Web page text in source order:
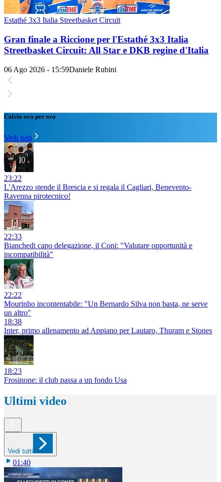
Estathé 3x3 Italia Streetbasket Circuit
Gran finale a Riccione per l'Estathé 3x3 Italia
Streetbasket Circuit: All Star e DKB regine d'Italia
06 Ago 2026 - 15:59Daniele Rubini
Calcio ora per ora
Vedi tutti
23:22
L'Arezzo stende il Brescia e si regala il Cagliari, Benevento-
Ravenna pirotecnico!
22:33
Bianchedi capo delegazione, il Coni: "Valutare opportunità e
incompatibilità"
22:22
Mourinho incontentabile: "Un Bernardo Silva non basta, ne serve
un altro"
18:38
Inter, primo allenamento ad Appiano per Lautaro, Thuram e Stones
18:23
Frosinone: il club passa a un fondo Usa
Ultimi video
Vedi tutti
01:40